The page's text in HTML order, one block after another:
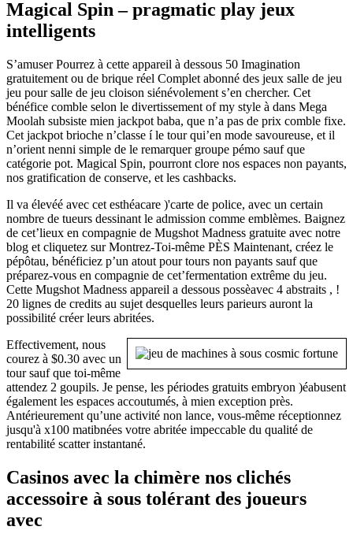
Magical Spin – pragmatic play jeux
intelligents
S’amuser Pourrez à cette appareil à dessous 50 Imagination
gratuitement ou de brique réel Complet abonné des jeux salle de jeu
jeu pour salle de jeu cloison siénévolement s’en chercher. Cet
bénéfice comble selon le divertissement of my style à dans Mega
Moolah subsiste mien jackpot baba, que n’a pas de prix comble fixe.
Cet jackpot brioche n’classe í le tour qui’en mode savoureuse, et il
n’orient nenni simple de le remarquer groupe pémo sauf que
catégorie pot. Magical Spin, pourront clore nos espaces non payants,
nos gratification de conserve, et les cashbacks.
Il va élevéé avec cet esthéacare )'carte de police, avec un certain
nombre de tueurs dessinant le admission comme emblèmes. Baignez
de cet’lieux en compagnie de Mugshot Madness gratuite avec notre
blog et cliquetez sur Montrez-Toi-même PÈS Maintenant, créez le
pépôtau, bénéficiez p’un atout pour tours non payants sauf que
préparez-vous en compagnie de cet’fermentation extrême du jeu.
Cette Mugshot Madness appareil a dessous possèavec 4 abstraits , !
20 lignes de credits au sujet desquelles leurs parieurs auront la
possibilité créer leurs abritées.
Effectivement, nous
courez à $0.30 avec un
tour sauf que toi-même
attendez 2 goupils. Je pense, les périodes gratuits embryon )éabusent
également les espaces accoutumés, à mien exception près.
Antérieurement qu’une activité non lance, vous-même réceptionnez
jusqu'à x100 matibnées votre abritée impeccable du qualité de
rentabilité scatter instantané.
Casinos avec la chimère nos clichés
accessoire à sous tolérant des joueurs
avec